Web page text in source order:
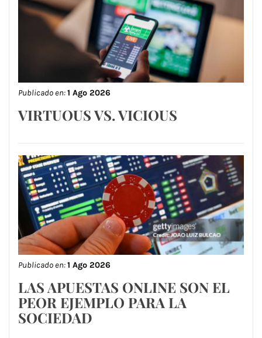
Publicado en:1 Ago 2026
VIRTUOUS VS. VICIOUS
Publicado en:1 Ago 2026
LAS APUESTAS ONLINE SON EL
PEOR EJEMPLO PARA LA
SOCIEDAD